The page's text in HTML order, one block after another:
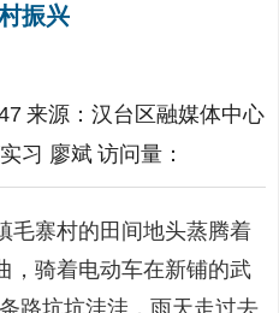
振兴
来源： 汉台区融媒体中心
习 廖斌 访问量：
寨村的田间地头蒸腾着
，骑着电动车在新铺的武
路坑坑洼洼，雨天走过去